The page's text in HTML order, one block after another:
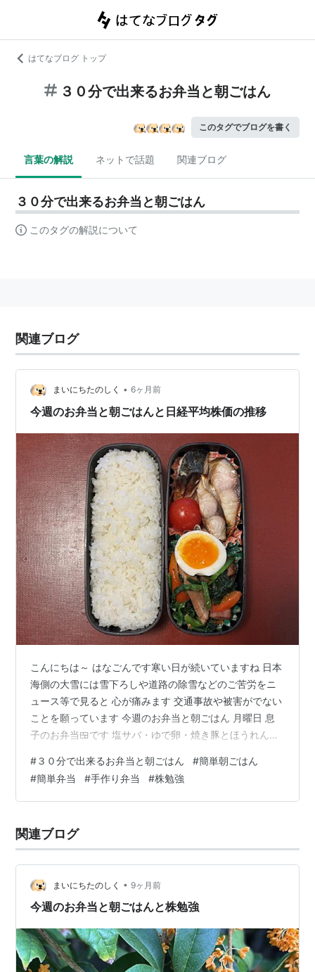
はてなブログ トップ
３０分で出来るお弁当と朝ごはん
このタグでブログを書く
言葉の解説 ネットで話題 関連ブログ
３０分で出来るお弁当と朝ごはん
このタグの解説について
関連ブログ
まいにちたのしく • 6ヶ月前
今週のお弁当と朝ごはんと日経平均株価の推移
こんにちは～ はなごんです寒い日が続いていますね 日本
海側の大雪には雪下ろしや道路の除雪などのご苦労をニ
ュース等で見ると 心が痛みます 交通事故や被害がでない
ことを願っています 今週のお弁当と朝ごはん 月曜日 息
子のお弁当🍱です 塩サバ・ゆで卵・焼き豚とほうれん草
ごはん・味噌汁（豆腐・白菜・えのきだけ・春菊）・キ
ムチ・野菜ジュース・緑茶 火曜日 お弁当🍱です 生姜焼
き（豚肉・玉ねぎ・ピーマン・パプリカ・えのきだ
ごはんです チョコ入りクロワッサン・ミネストローネス
ープ（焼き豚・玉ねぎ・人参・…
#３０分で出来るお弁当と朝ごはん #簡単朝ごはん
#簡単弁当 #手作り弁当 #株勉強
関連ブログ
まいにちたのしく • 9ヶ月前
今週のお弁当と朝ごはんと株勉強